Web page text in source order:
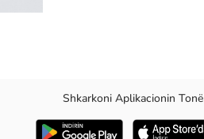
Shkarkoni Aplikacionin Tonë